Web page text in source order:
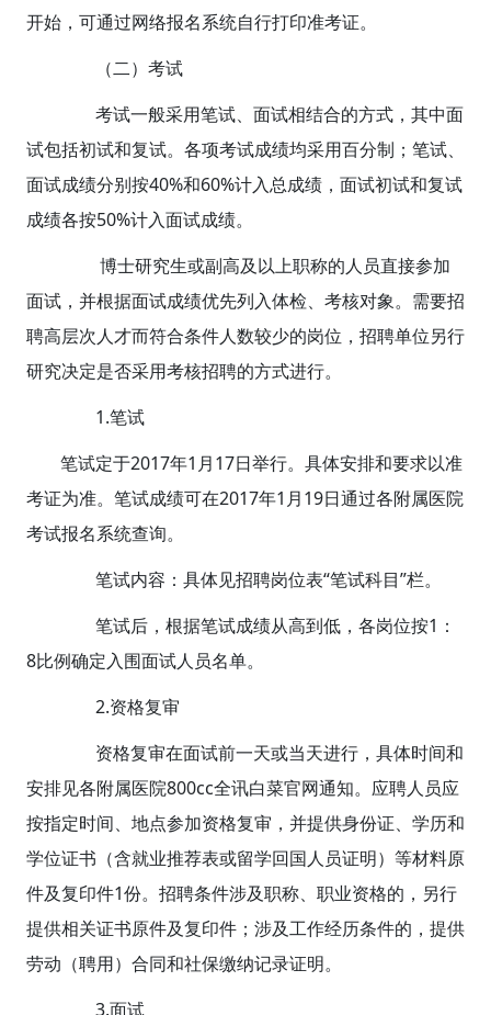
开始，可通过网络报名系统自行打印准考证。
（二）考试
考试一般采用笔试、面试相结合的方式，其中面
试包括初试和复试。各项考试成绩均采用百分制；笔试、
面试成绩分别按40%和60%计入总成绩，面试初试和复试
成绩各按50%计入面试成绩。
博士研究生或副高及以上职称的人员直接参加
面试，并根据面试成绩优先列入体检、考核对象。需要招
聘高层次人才而符合条件人数较少的岗位，招聘单位另行
研究决定是否采用考核招聘的方式进行。
1.笔试
笔试定于2017年1月17日举行。具体安排和要求以准
考证为准。笔试成绩可在2017年1月19日通过各附属医院
考试报名系统查询。
笔试内容：具体见招聘岗位表“笔试科目”栏。
笔试后，根据笔试成绩从高到低，各岗位按1：
8比例确定入围面试人员名单。
2.资格复审
资格复审在面试前一天或当天进行，具体时间和
安排见各附属医院800cc全讯白菜官网通知。应聘人员应
按指定时间、地点参加资格复审，并提供身份证、学历和
学位证书（含就业推荐表或留学回国人员证明）等材料原
件及复印件1份。招聘条件涉及职称、职业资格的，另行
提供相关证书原件及复印件；涉及工作经历条件的，提供
劳动（聘用）合同和社保缴纳记录证明。
3.面试